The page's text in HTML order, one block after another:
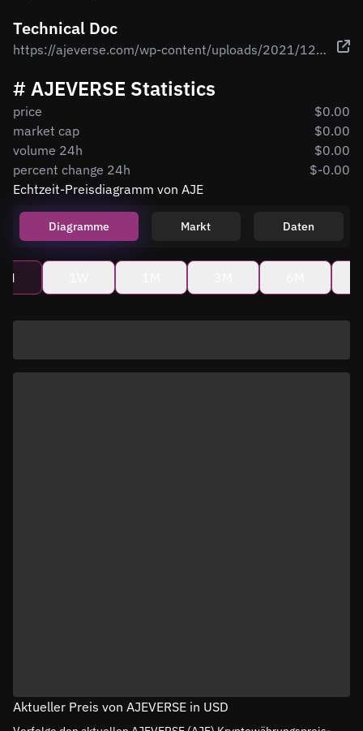
Technical Doc
https://ajeverse.com/wp-content/uploads/2021/12/aje-whitepaper-1.pdf
# AJEVERSE Statistics
price
$0.00
market cap
$0.00
volume 24h
$0.00
percent change 24h
$-0.00
Echtzeit-Preisdiagramm von AJE
Diagramme Markt Daten
Aktueller Preis von AJEVERSE in USD